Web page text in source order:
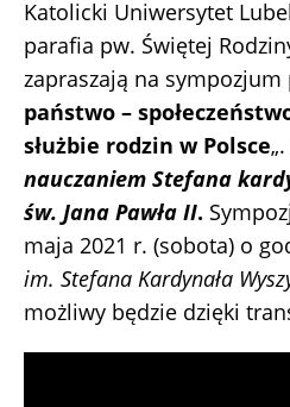
Katolicki Uniwersytet
parafia pw. Świętej
zapraszają na sympozjum
państwo –
służbie rodzin w Polsce„.
nauczaniem Stefana
św. Jana Pawła II.
maja 2021 r. (sobota) o
im. Stefana Kardynała
możliwy będzie dzięki